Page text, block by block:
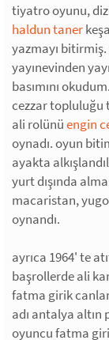
tiyatro oyunu,
haldun taner
yazmayı bitirmiş.
yayınevinden
basımını
cezzar topluluğu
ali rolünüengin
oynadı. oyun
ayakta
yurt dışında
macaristan,
oynandı.
ayrıca 1964' te
başrollerde ali
fatma girik
adı antalya
oyuncu fatma